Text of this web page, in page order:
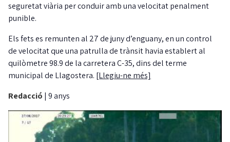
seguretat viària per conduir amb una velocitat penalment
punible.
Els fets es remunten al 27 de juny d’enguany, en un control
de velocitat que una patrulla de trànsit havia establert al
quilòmetre 98.9 de la carretera C-35, dins del terme
municipal de Llagostera. [Llegiu-ne més]
Redacció | 9 anys